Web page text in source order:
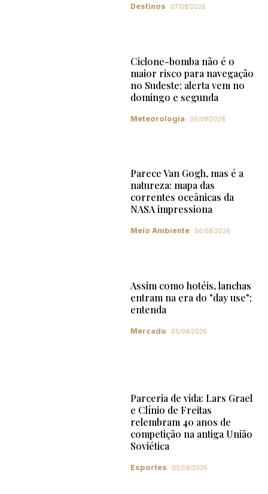
Destinos 07/08/2026
Ciclone-bomba não é o
maior risco para navegação
no Sudeste; alerta vem no
domingo e segunda
Meteorologia 06/08/2026
Parece Van Gogh, mas é a
natureza: mapa das
correntes oceânicas da
NASA impressiona
Meio Ambiente 06/08/2026
Assim como hotéis, lanchas
entram na era do "day use";
entenda
Mercado 05/08/2026
Parceria de vida: Lars Grael
e Clínio de Freitas
relembram 40 anos de
competição na antiga União
Soviética
Esportes 05/08/2026